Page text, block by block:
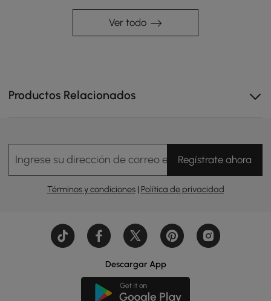
Ver todo
Productos Relacionados
Ingrese su dirección de correo electrónicoRegístrate ahora
Términos y condiciones| Política de privacidad
Descargar App